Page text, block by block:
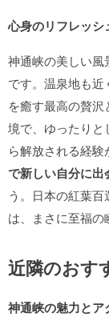
心身のリフレッシ
神通峡の美しい
です。温泉地も
を癒す最高の贅
境で、ゆったり
ら解放される経
で新しい自分に
う。日本の紅葉
は、まさに至福の
近隣のおす
神通峡の魅力とア